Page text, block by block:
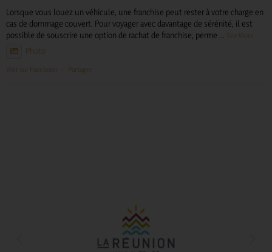
Lorsque vous louez un véhicule, une franchise peut rester à votre charge en
cas de dommage couvert. Pour voyager avec davantage de sérénité, il est
possible de souscrire une option de rachat de franchise, perme
See More
Photo
Voir sur Facebook · Partager